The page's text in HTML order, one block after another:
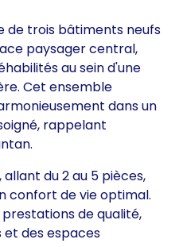
de trois bâtiments neufs
paysager central,
au sein d'une
Cet ensemble
dans un
rappelant
du 2 au 5 pièces,
confort de vie optimal.
de qualité,
et des espaces